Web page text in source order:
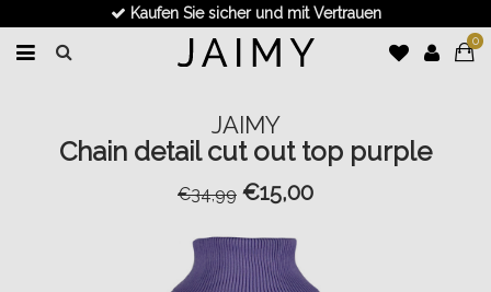
Kaufen Sie sicher und mit Vertrauen
0
JAIMY
Chain detail cut out top purple
€34,99 €15,00